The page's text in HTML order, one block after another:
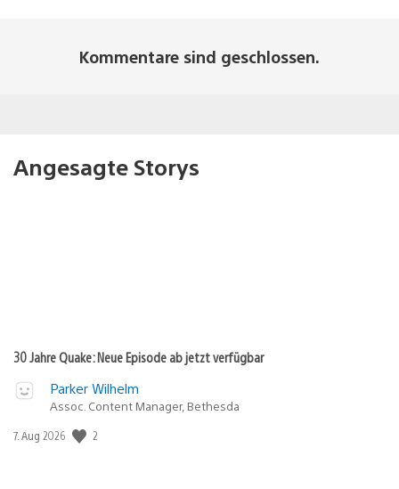
Kommentare sind geschlossen.
Angesagte Storys
30 Jahre Quake: Neue Episode ab jetzt verfügbar
Parker Wilhelm
Assoc. Content Manager, Bethesda
Veröffentlichungsdatum:
7. Aug 2026 2